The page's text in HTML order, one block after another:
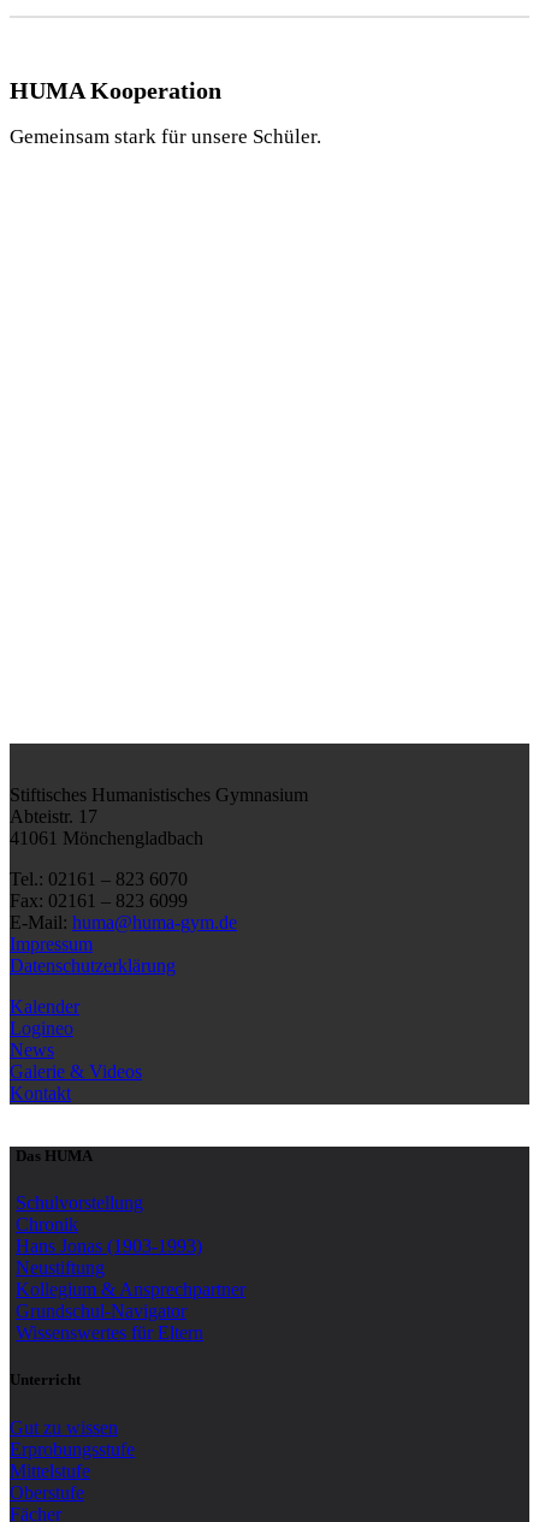
HUMA Kooperation
Gemeinsam stark für unsere Schüler.
Stiftisches Humanistisches Gymnasium
Abteistr. 17
41061 Mönchengladbach
Tel.: 02161 – 823 6070
Fax: 02161 – 823 6099
E-Mail: huma@huma-gym.de
Impressum
Datenschutzerklärung
Kalender
Logineo
News
Galerie & Videos
Kontakt
Das HUMA
Schulvorstellung
Chronik
Hans Jonas (1903-1993)
Neustiftung
Kollegium & Ansprechpartner
Grundschul-Navigator
Wissenswertes für Eltern
Unterricht
Gut zu wissen
Erprobungsstufe
Mittelstufe
Oberstufe
Fächer